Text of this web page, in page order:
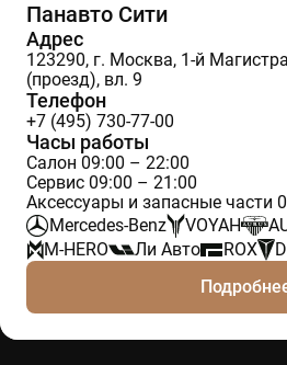
Панавто Сити
Адрес
123290, г. Москва, 1-й
(проезд), вл. 9
Телефон
+7 (495) 730-77-00
Часы работы
Салон 09:00 – 22:00
Сервис 09:00 – 21:00
Аксессуары и запасные части
Mercedes-Benz
VOYAH
M-HERO
Ли Авто ROX